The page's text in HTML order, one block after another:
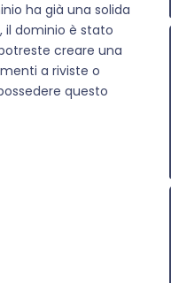
ha già una solida
il dominio è stato
creare una
a riviste o
questo